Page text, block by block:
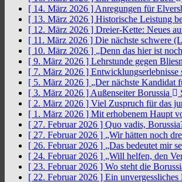
[ 14. März 2026 ] Anregungen für
[ 13. März 2026 ] Historische Leistung
[ 12. März 2026 ] Dreier-Kette: Neues
[ 11. März 2026 ] Die nächste schwere
[ 10. März 2026 ] „Denn das hier ist
[ 9. März 2026 ] Lehrstunde gegen
[ 7. März 2026 ] Entwicklungserlebnisse
[ 5. März 2026 ] „Der nächste Kandidat
[ 3. März 2026 ] Außenseiter Borussia
[ 2. März 2026 ] Viel Zuspruch für das
[ 1. März 2026 ] Mit erhobenem Haupt
[ 27. Februar 2026 ] Quo vadis,
[ 27. Februar 2026 ] „Wir hätten noch
[ 26. Februar 2026 ] „Das bedeutet mir
[ 24. Februar 2026 ] „Will helfen, den
[ 23. Februar 2026 ] Wo steht die
[ 22. Februar 2026 ] Ein unvergessliches